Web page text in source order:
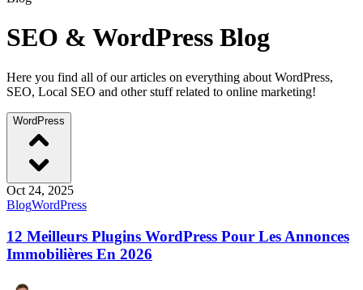
SEO & WordPress Blog
Here you find all of our articles on everything about WordPress,
SEO, Local SEO and other stuff related to online marketing!
WordPress
Oct 24, 2025
BlogWordPress
12 Meilleurs Plugins WordPress Pour Les Annonces
Immobilières En 2026